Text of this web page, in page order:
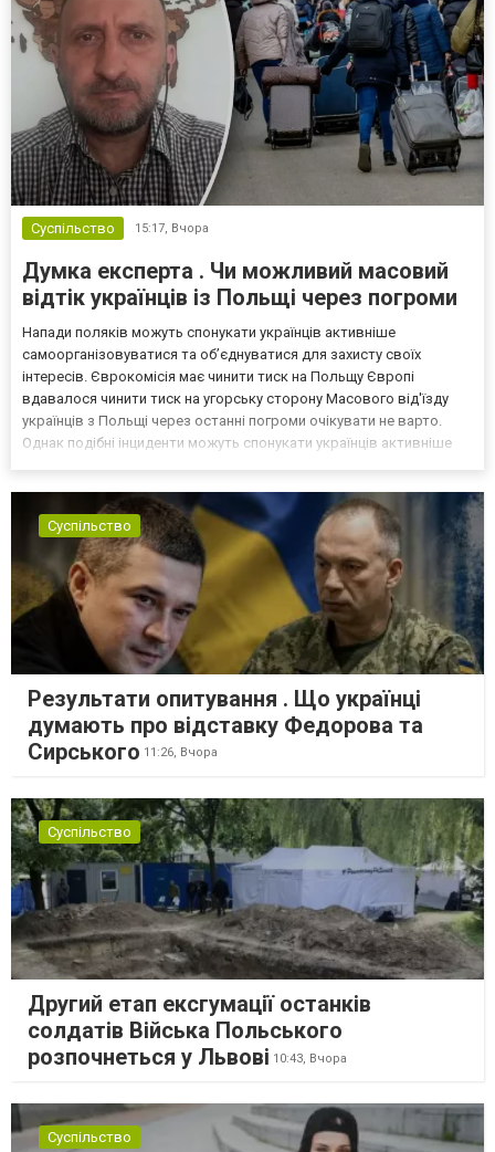
Суспільство 15:17, Вчора
Думка експерта . Чи можливий масовий
відтік українців із Польщі через погроми
Напади поляків можуть спонукати українців активніше
самоорганізовуватися та об’єднуватися для захисту своїх
інтересів. Єврокомісія має чинити тиск на Польщу Європі
вдавалося чинити тиск на угорську сторону Масового від'їзду
українців з Польщі через останні погроми очікувати не варто.
Однак подібні інциденти можуть спонукати українців активніше
Суспільство
Результати опитування . Що українці
думають про відставку Федорова та
Сирського 11:26, Вчора
Суспільство
Другий етап ексгумації останків
солдатів Війська Польського
розпочнеться у Львові 10:43, Вчора
Суспільство